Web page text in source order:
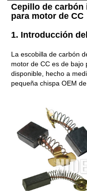
Cepillo de
para motor de CC
1. Introducción
La escobilla de carbón
motor de CC es de bajo
disponible, hecho a
pequeña chispa OEM